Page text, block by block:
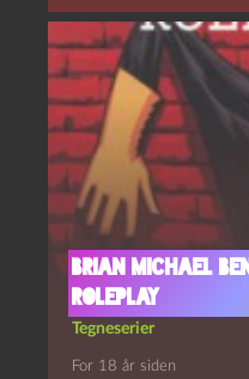
Brian Michael
Roleplay
Tegneserier
For 18 år siden